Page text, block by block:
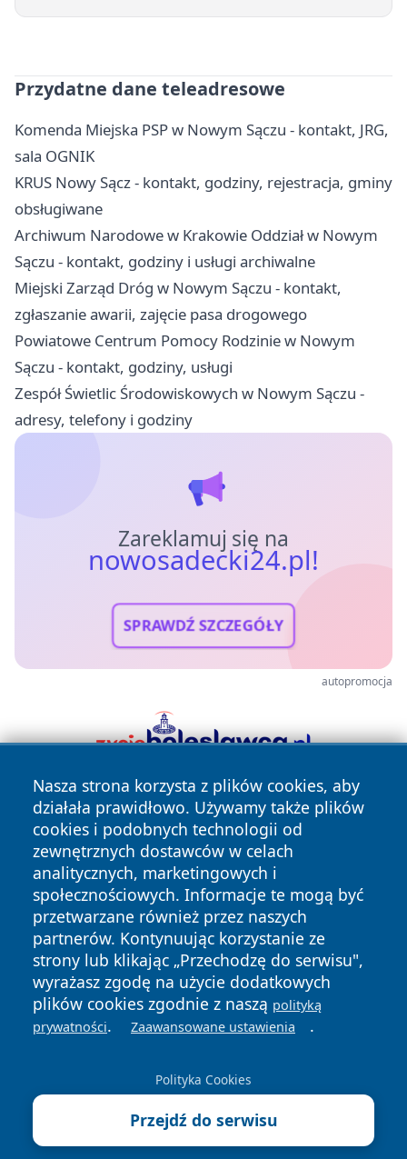
Przydatne dane teleadresowe
Komenda Miejska PSP w Nowym Sączu - kontakt, JRG,
sala OGNIK
KRUS Nowy Sącz - kontakt, godziny, rejestracja, gminy
obsługiwane
Archiwum Narodowe w Krakowie Oddział w Nowym
Sączu - kontakt, godziny i usługi archiwalne
Miejski Zarząd Dróg w Nowym Sączu - kontakt,
zgłaszanie awarii, zajęcie pasa drogowego
Powiatowe Centrum Pomocy Rodzinie w Nowym
Sączu - kontakt, godziny, usługi
Zespół Świetlic Środowiskowych w Nowym Sączu -
adresy, telefony i godziny
Zareklamuj się na
nowosadecki24.pl!
SPRAWDŹ SZCZEGÓŁY
autopromocja
Nasza strona korzysta z plików cookies, aby
działała prawidłowo. Używamy także plików
cookies i podobnych technologii od
zewnętrznych dostawców w celach
analitycznych, marketingowych i
społecznościowych. Informacje te mogą być
przetwarzane również przez naszych
partnerów. Kontynuując korzystanie ze
strony lub klikając „Przechodzę do serwisu",
wyrażasz zgodę na użycie dodatkowych
plików cookies zgodnie z naszą polityką
prywatności. Zaawansowane ustawienia .
Polityka Cookies
Przejdź do serwisu
Copyright © 2026 nowosadecki24.pl Wszystkie prawa
zastrzeżone.
News Autorzy
Polityka
Prywatności
Polityka
Cookies